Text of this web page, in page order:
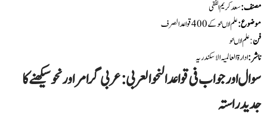
مصنف:سعد کریم الفقی
موضوع:علم الںحو کے 400 قواعد الصرف
فن: علم الںحو
ناشر:ادارۃ العالمیہ الاسکندریہ
سوال اور جواب فی قواعد النحو العربی: عربی گرامر اور نحو سیکھنے کا
جدید راستہ